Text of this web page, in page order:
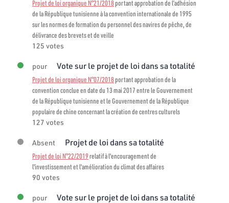
Projet de loi organique N°21/2018portant approbation de l’adhésion
de la République tunisienne à la convention internationale de 1995
sur les normes de formation du personnel des navires de pêche, de
délivrance des brevets et de veille
125 votes
pour Vote sur le projet de loi dans sa totalité
Projet de loi organique N°07/2018portant approbation de la
convention conclue en date du 13 mai 2017 entre le Gouvernement
de la République tunisienne et le Gouvernement de la République
populaire de chine concernant la création de centres culturels
127 votes
Absent Projet de loi dans sa totalité
Projet de loi N°22/2019relatif à l'encouragement de
l'investissement et l'amélioration du climat des affaires
90 votes
pour Vote sur le projet de loi dans sa totalité